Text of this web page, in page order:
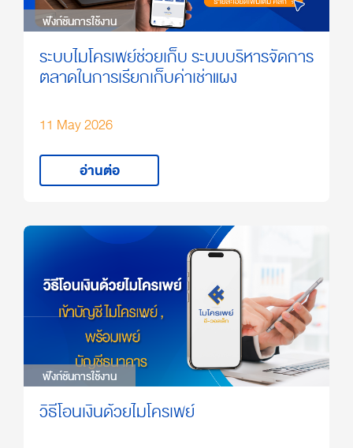
ฟังก์ชันการใช้งาน
ฟังก์ชันการใช้งาน
ระบบไมโครเพย์ช่วยเก็บ ระบบบริหารจัดการ
ตลาดในการเรียกเก็บค่าเช่าแผง
11 May 2026
อ่านต่อ
ฟังก์ชันการใช้งาน
ฟังก์ชันการใช้งาน
วิธีโอนเงินด้วยไมโครเพย์